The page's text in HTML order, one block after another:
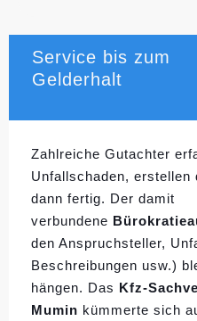
Service bis zum
Gelderhalt
Zahlreiche Gutachter
Unfallschaden, erstellen
dann fertig. Der damit
verbundene
den Anspruchsteller,
Beschreibungen usw.)
hängen. Das Kfz-
Mumin kümmerte sich